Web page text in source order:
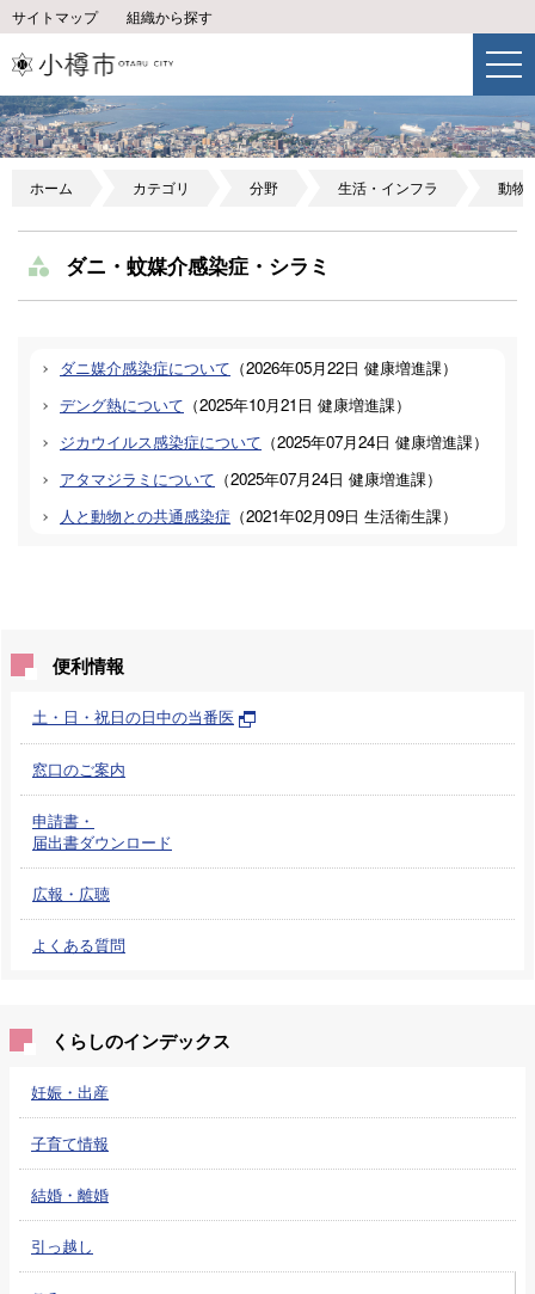
サイトマップ 組織から探す
ホーム カテゴリ 分野 生活・インフラ 動物
ダニ・蚊媒介感染症・シラミ
ダニ媒介感染症について （2026年05月22日 健康増進課）
デング熱について （2025年10月21日 健康増進課）
ジカウイルス感染症について （2025年07月24日 健康増進課）
アタマジラミについて （2025年07月24日 健康増進課）
人と動物との共通感染症 （2021年02月09日 生活衛生課）
便利情報
土・日・祝日の日中の当番医
窓口のご案内
申請書・
届出書ダウンロード
広報・広聴
よくある質問
くらしのインデックス
妊娠・出産
子育て情報
結婚・離婚
引っ越し